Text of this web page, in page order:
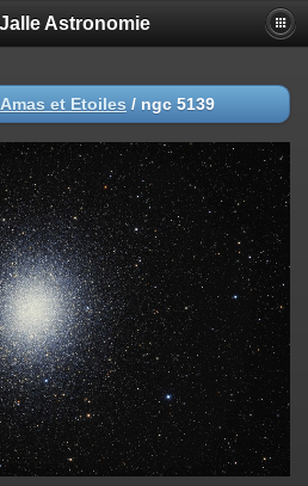
Astronomie
Amas et Etoiles / ngc 5139